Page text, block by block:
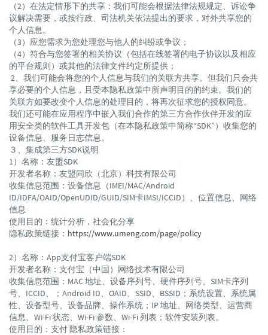
（2）在法定情形下的共享：我们可能会根据法律法规规定、诉讼争
议解决需要，或按行政、司法机关依法提出的要求，对外共享您的
个人信息。
（3）应您需求为您处理您与他人的纠纷或争议；
（4）符合与您签署的相关协议（包括在线签署的电子协议以及相应
的平台规则）或其他的法律文件约定所提供；
2、我们可能会将您的个人信息与我们的关联方共享。但我们只会共
享必要的个人信息，且受本隐私政策中所声明目的的约束。我们的
关联方如要改变个人信息的处理目的，将再次征求您的授权同意。
我们还可能在应用程序中嵌入我们合作的第三方合作伙伴开发的应
用安全类的软件工具开发包（在本隐私政策中简称“SDK”）收集您的
设备信息、服务日志信息。
３、集成第三方SDK说明
1）名称：友盟SDK
开发者名称：友盟同欣（北京）科技有限公司
收集信息范围：设备信息（IMEI/MAC/Android
ID/IDFA/OAID/OpenUDID/GUID/SIM卡IMSI/ICCID）、位置信息、网络
信息
使用目的：统计分析，社会化分享
隐私政策链接： https://www.umeng.com/page/policy
2）名称：App支付宝客户端SDK
开发者名称：支付宝（中国）网络技术有限公司
收集信息范围：MAC 地址、设备序列号、硬件序列号、SIM卡序列
号、ICCID、；Android ID、OAID、SSID、BSSID；系统设置、系统属
性、设备型号、设备品牌、操作系统；IP 地址、网络类型、运营商
信息、Wi-Fi 状态、Wi-Fi 参数、Wi-Fi 列表；软件安装列表。
使用目的：支付 隐私政策链接：